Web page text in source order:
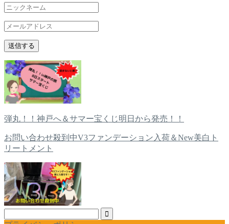
弾丸！！神戸へ＆サマー宝くじ明日から発売！！
お問い合わせ殺到中V3ファンデーション入荷＆New美白ト
リートメント